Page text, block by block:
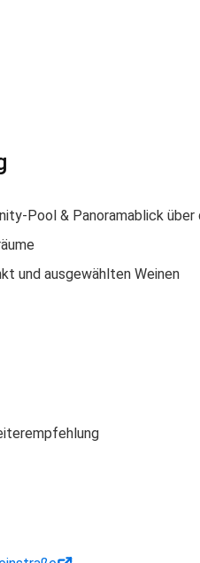
Pool & Panoramablick über
und ausgewählten Weinen